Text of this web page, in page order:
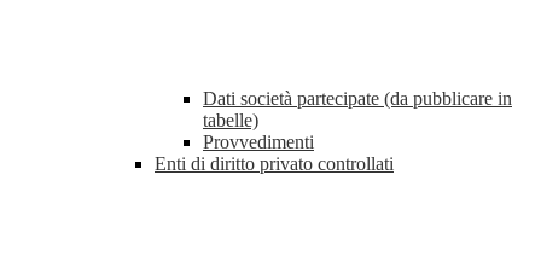
Dati società partecipate (da pubblicare in
tabelle)
Provvedimenti
Enti di diritto privato controllati